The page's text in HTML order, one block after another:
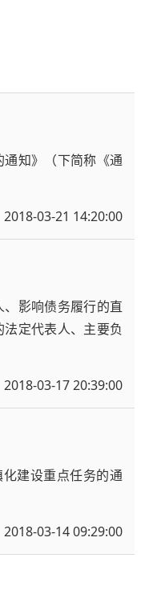
知》（下简称《通
2018-03-21 14:20:00
影响债务履行的直
定代表人、主要负
2018-03-17 20:39:00
建设重点任务的通
2018-03-14 09:29:00